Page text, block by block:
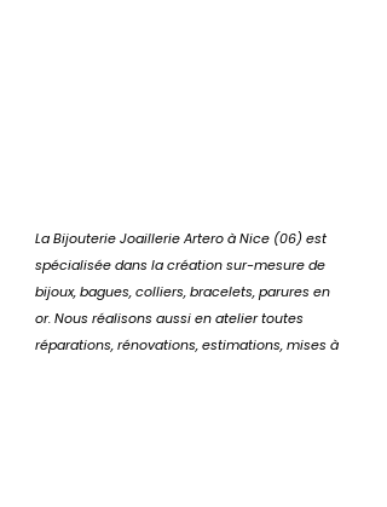
La Bijouterie Joaillerie Artero à Nice (06) est
spécialisée dans la création sur-mesure de
bijoux, bagues, colliers, bracelets, parures en
or. Nous réalisons aussi en atelier toutes
réparations, rénovations, estimations, mises à